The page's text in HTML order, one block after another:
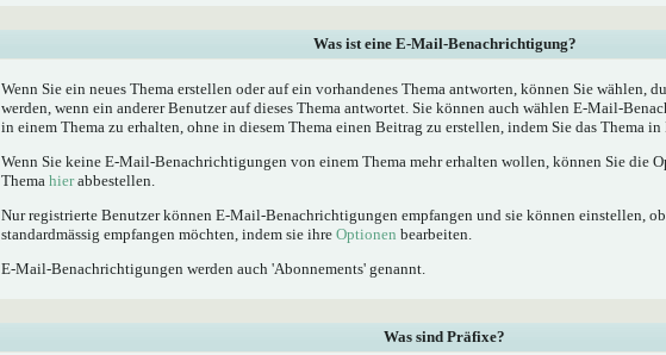
Was ist eine E-Mail-Benachrichtigung?
Wenn Sie ein neues Thema erstellen oder auf ein vorhandenes Thema antworten, können Sie wählen,
werden, wenn ein anderer Benutzer auf dieses Thema antwortet. Sie können auch wählen E-Mail-
in einem Thema zu erhalten, ohne in diesem Thema einen Beitrag zu erstellen, indem Sie das Thema
Wenn Sie keine E-Mail-Benachrichtigungen von einem Thema mehr erhalten wollen, können Sie die
Thema hierabbestellen.
Nur registrierte Benutzer können E-Mail-Benachrichtigungen empfangen und sie können einstellen,
standardmässig empfangen möchten, indem sie ihre Optionen bearbeiten.
E-Mail-Benachrichtigungen werden auch 'Abonnements' genannt.
Was sind Präfixe?